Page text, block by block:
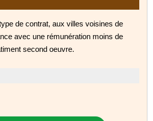
de contrat, aux villes voisines de
avec une rémunération moins de
second oeuvre.